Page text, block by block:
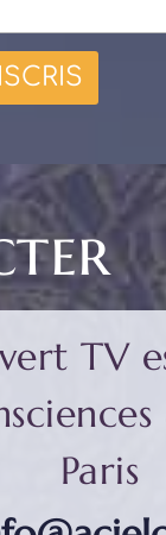
TV
Paris